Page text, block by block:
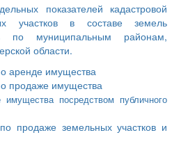
показателей кадастровой
участков в составе земель
по муниципальным районам,
области.
аренде имущества
продаже имущества
посредством публичного
продаже земельных участков и